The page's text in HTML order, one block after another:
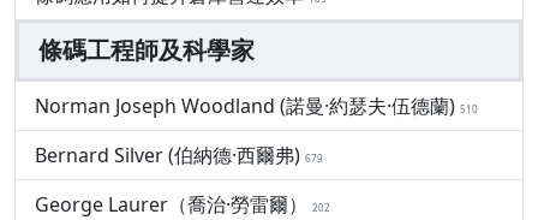
條碼工程師及科學家
Norman Joseph Woodland (諾曼·約瑟夫·伍德蘭) 510
Bernard Silver (伯納德·西爾弗) 679
George Laurer（喬治·勞雷爾） 202